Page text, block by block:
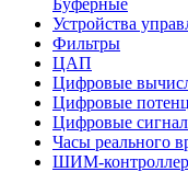
Буферные
Устройства
Фильтры
ЦАП
Цифровые
Цифровые
Цифровые
Часы реального
ШИМ-